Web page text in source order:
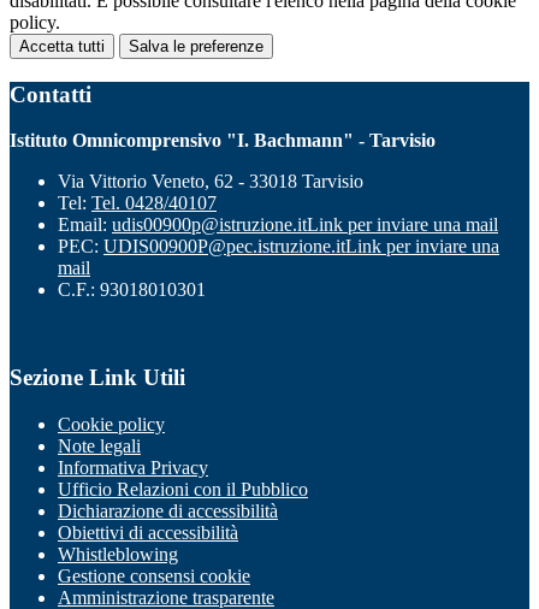
policy.
Accetta tutti Salva le preferenze
Contatti
Istituto Omnicomprensivo "I. Bachmann" - Tarvisio
Via Vittorio Veneto, 62 - 33018 Tarvisio
Tel: Tel. 0428/40107
Email: udis00900p@istruzione.itLink per inviare una mail
PEC: UDIS00900P@pec.istruzione.itLink per inviare una
mail
C.F.: 93018010301
Sezione Link Utili
Cookie policy
Note legali
Informativa Privacy
Ufficio Relazioni con il Pubblico
Dichiarazione di accessibilità
Obiettivi di accessibilità
Whistleblowing
Gestione consensi cookie
Amministrazione trasparente